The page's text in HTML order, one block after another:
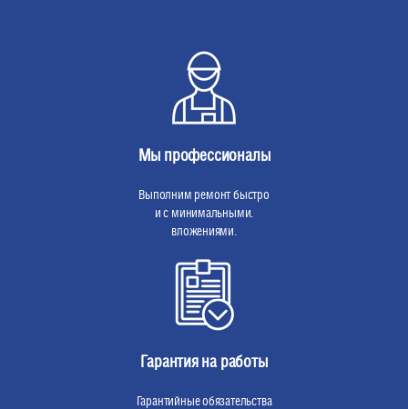
Мы профессионалы
Выполним ремонт быстро
и с минимальными.
вложениями.
Гарантия на работы
Гарантийные обязательства